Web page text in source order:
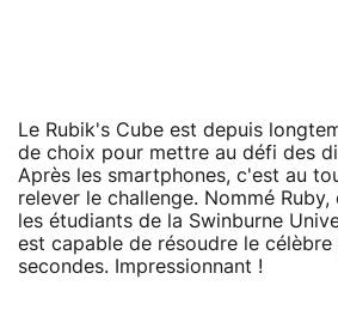
Le Rubik's Cube est depuis
de choix pour mettre au défi des
Après les smartphones, c'est au
relever le challenge. Nommé
les étudiants de la Swinburne
est capable de résoudre le célèbre
secondes. Impressionnant !